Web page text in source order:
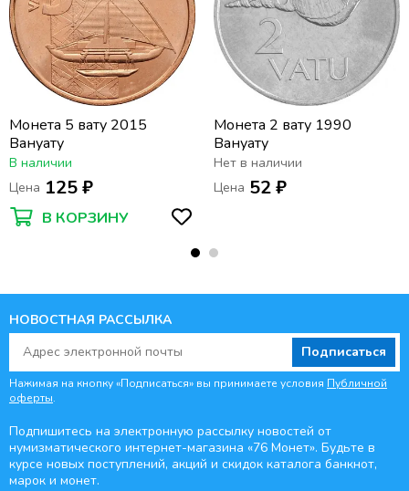
Монета 5 вату 2015
Вануату
В наличии
Цена 125 ₽
В КОРЗИНУ
Монета 2 вату 1990
Вануату
Нет в наличии
Цена 52 ₽
НОВОСТНАЯ РАССЫЛКА
Подписаться
Нажимая на кнопку «Подписаться» вы принимаете условия Публичной
оферты.
Подпишитесь на электронную рассылку новостей от
нумизматического интернет-магазина «76 Монет». Будьте в
курсе новых поступлений, акций и скидок каталога банкнот,
марок и монет.